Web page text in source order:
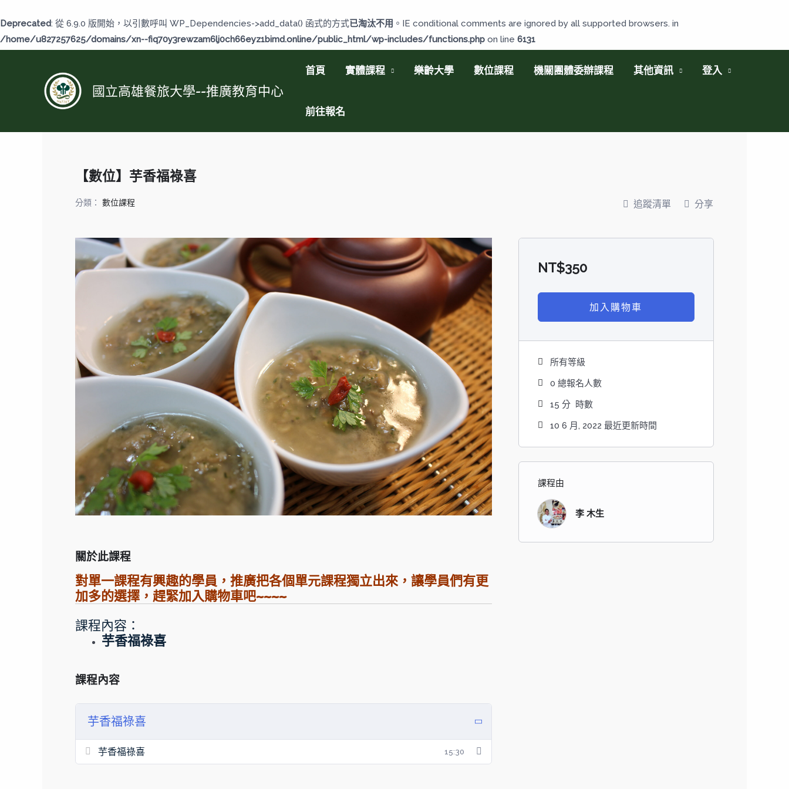
Deprecated: 從 6.9.0 版開始，以引數呼叫 WP_Dependencies->add_data() 函式的方式已淘汰不用 。IE conditional comments are ignored by all supported browsers. in
/home/u827257625/domains/xn--fiq70y3rewzam6lj0ch66eyz1bimd.online/public_html/wp-includes/functions.php on line 6131
至
主
國立高雄餐旅大學--推廣教育中心
首頁 實體課程 樂齡大學 數位課程 機關團體委辦課程 其他資訊 登入
前往報名
【數位】芋香福祿喜
分類：數位課程 追蹤清單 分享
關於此課程
對單一課程有興趣的學員，推廣把各個單元課程獨立出來，讓學員們有更
加多的選擇，趕緊加入購物車吧~~~~
課程內容：
芋香福祿喜
課程內容
芋香福祿喜
芋香福祿喜 15:30
NT$350
加入購物車
所有等級
0 總報名人數
15 分 時數
10 6 月, 2022 最近更新時間
課程由
李 木生